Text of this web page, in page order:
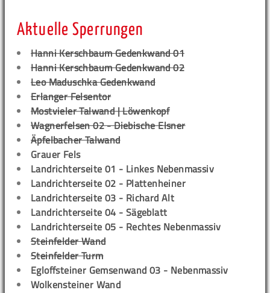
Aktuelle Sperrungen
Hanni Kerschbaum Gedenkwand 01
Hanni Kerschbaum Gedenkwand 02
Leo Maduschka Gedenkwand
Erlanger Felsentor
Mostvieler Talwand | Löwenkopf
Wagnerfelsen 02 - Diebische Elsner
Äpfelbacher Talwand
Grauer Fels
Landrichterseite 01 - Linkes Nebenmassiv
Landrichterseite 02 - Plattenheiner
Landrichterseite 03 - Richard Alt
Landrichterseite 04 - Sägeblatt
Landrichterseite 05 - Rechtes Nebenmassiv
Steinfelder Wand
Steinfelder Turm
Egloffsteiner Gemsenwand 03 - Nebenmassiv
Wolkensteiner Wand